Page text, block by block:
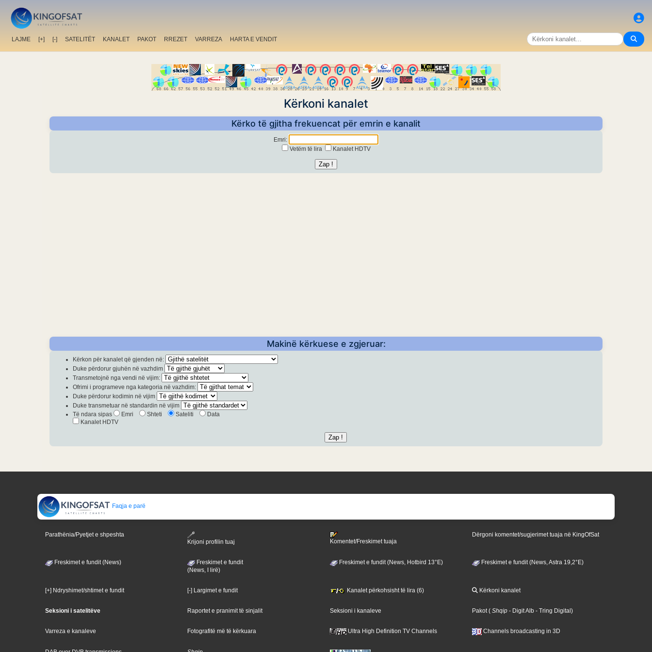
LAJME [+] [-] SATELITËT KANALET PAKOT RREZET VARREZA HARTA E VENDIT
Kërkoni kanalet
Kërko të gjitha frekuencat për emrin e kanalit
Emri:
Vetëm të lira
Kanalet HDTV
Makinë kërkuese e zgjeruar:
Kërkon për kanalet që gjenden në:
Duke përdorur gjuhën në vazhdim
Transmetojnë nga vendi në vijim:
Ofrimi i programeve nga kategoria në vazhdim:
Duke përdorur kodimin në vijim
Duke transmetuar në standardin në vijim
Të ndara sipas
Emri Shteti Sateliti
Data
Kanalet HDTV
Faqja e parë
Parathënia/Pyetjet e shpeshta
Krijoni profilin tuaj
Komentet/Freskimet tuaja
Dërgoni komentet/sugjerimet tuaja në KingOfSat
Freskimet e fundit (News)
Freskimet e fundit
(News, I lirë)
Freskimet e fundit (News, Hotbird 13°E) Freskimet e fundit (News, Astra 19,2°E)
[+] Ndryshimet/shtimet e fundit [-] Largimet e fundit Kanalet përkohsisht të lira (6) Kërkoni kanalet
Seksioni i satelitëve Raportet e pranimit të sinjalit Seksioni i kanaleve Pakot( Shqip - Digit Alb - Tring Digital)
Varreza e kanaleve Fotografitë më të kërkuara Ultra High Definition TV Channels Channels broadcasting in 3D